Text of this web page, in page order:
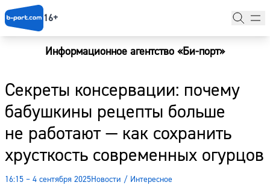
16+
Информационное агентство «Би-порт»
Секреты консервации: почему
бабушкины рецепты больше
не работают — как сохранить
хрусткость современных огурцов
16:15 – 4 сентября 2025Новости / Интересное
Новости
Наши гости
Фоторепортажи
Погода